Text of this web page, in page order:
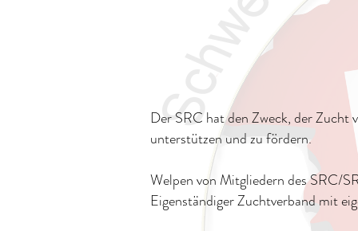
Der SRC hat den Zweck, der Zucht
unterstützen und zu fördern.
Welpen von Mitgliedern des SRC/
Eigenständiger Zuchtverband mit